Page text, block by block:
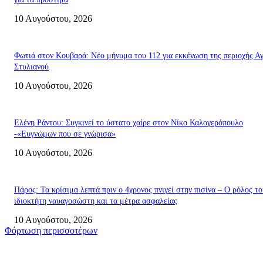
10 Αυγούστου, 2026
Φωτιά στον Κουβαρά: Νέο μήνυμα του 112 για εκκένωση της περιοχής
Στυλιανού
10 Αυγούστου, 2026
Ελένη Ράντου: Συγκινεί το ύστατο χαίρε στον Νίκο Καλογερόπουλο
-«Ευγνώμων που σε γνώρισα»
10 Αυγούστου, 2026
Πάρος: Τα κρίσιμα λεπτά πριν ο 4χρονος πνιγεί στην πισίνα – Ο ρόλος
ιδιοκτήτη ναυαγοσώστη και τα μέτρα ασφαλείας
10 Αυγούστου, 2026
Φόρτωση περισσοτέρων